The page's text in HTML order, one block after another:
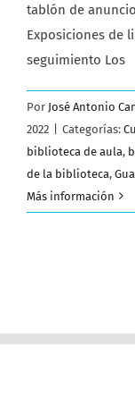
tablón de
Exposiciones de
seguimiento Los
Por José Antonio
2022
Categorías:
biblioteca de aula,
de la biblioteca,
Más información